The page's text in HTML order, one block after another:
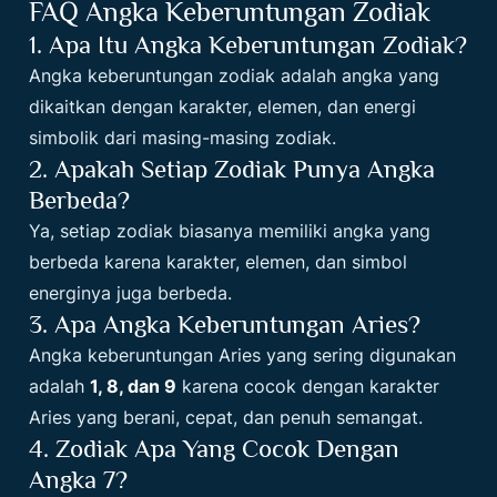
FAQ Angka Keberuntungan Zodiak
1. Apa Itu Angka Keberuntungan Zodiak?
Angka keberuntungan zodiak adalah angka yang
dikaitkan dengan karakter, elemen, dan energi
simbolik dari masing-masing zodiak.
2. Apakah Setiap Zodiak Punya Angka
Berbeda?
Ya, setiap zodiak biasanya memiliki angka yang
berbeda karena karakter, elemen, dan simbol
energinya juga berbeda.
3. Apa Angka Keberuntungan Aries?
Angka keberuntungan Aries yang sering digunakan
adalah1, 8, dan 9 karena cocok dengan karakter
Aries yang berani, cepat, dan penuh semangat.
4. Zodiak Apa Yang Cocok Dengan
Angka 7?